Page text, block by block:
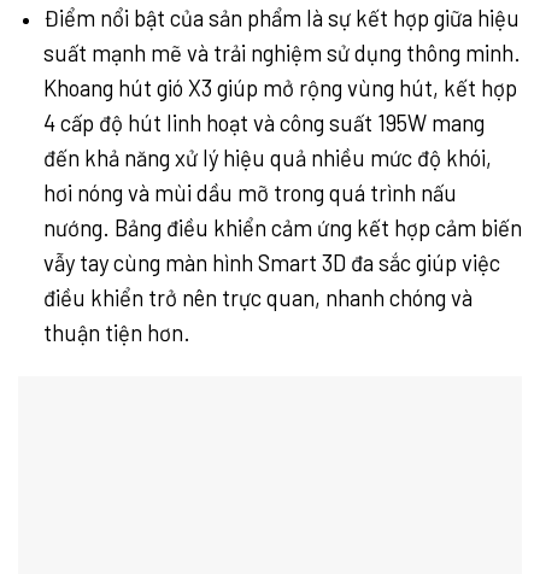
Điểm nổi bật của sản phẩm là sự kết hợp giữa hiệu
suất mạnh mẽ và trải nghiệm sử dụng thông minh.
Khoang hút gió X3 giúp mở rộng vùng hút, kết hợp
4 cấp độ hút linh hoạt và công suất 195W mang
đến khả năng xử lý hiệu quả nhiều mức độ khói,
hơi nóng và mùi dầu mỡ trong quá trình nấu
nướng. Bảng điều khiển cảm ứng kết hợp cảm biến
vẫy tay cùng màn hình Smart 3D đa sắc giúp việc
điều khiển trở nên trực quan, nhanh chóng và
thuận tiện hơn.